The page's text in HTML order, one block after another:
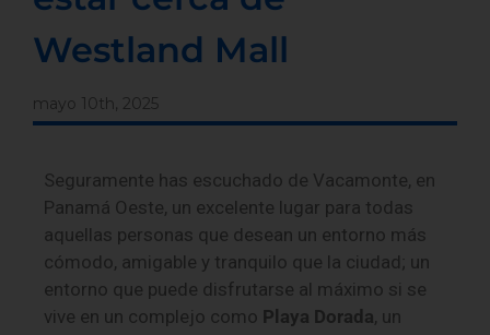
Westland Mall
mayo 10th, 2025
Seguramente has escuchado de Vacamonte, en
Panamá Oeste, un excelente lugar para todas
aquellas personas que desean un entorno más
cómodo, amigable y tranquilo que la ciudad; un
entorno que puede disfrutarse al máximo si se
vive en un complejo como Playa Dorada, un